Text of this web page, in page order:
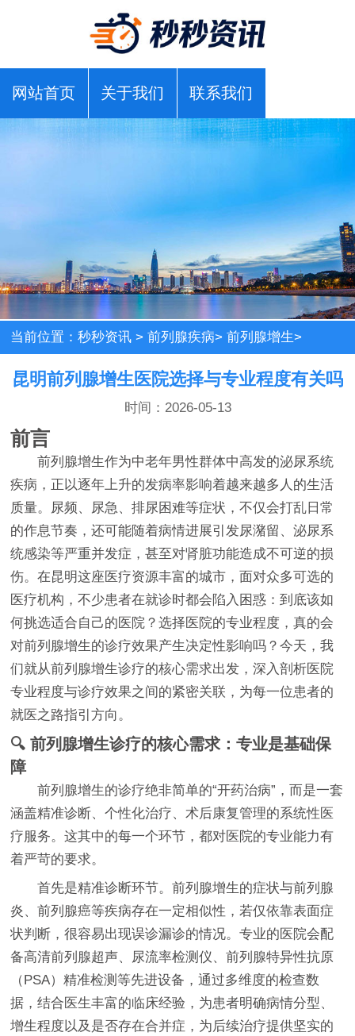
网站首页 关于我们 联系我们
当前位置：秒秒资讯 >前列腺疾病>前列腺增生>
昆明前列腺增生医院选择与专业程度有关吗
时间：2026-05-13
前言
前列腺增生作为中老年男性群体中高发的泌尿系统
疾病，正以逐年上升的发病率影响着越来越多人的生活
质量。尿频、尿急、排尿困难等症状，不仅会打乱日常
的作息节奏，还可能随着病情进展引发尿潴留、泌尿系
统感染等严重并发症，甚至对肾脏功能造成不可逆的损
伤。在昆明这座医疗资源丰富的城市，面对众多可选的
医疗机构，不少患者在就诊时都会陷入困惑：到底该如
何挑选适合自己的医院？选择医院的专业程度，真的会
对前列腺增生的诊疗效果产生决定性影响吗？今天，我
们就从前列腺增生诊疗的核心需求出发，深入剖析医院
专业程度与诊疗效果之间的紧密关联，为每一位患者的
就医之路指引方向。
🔍 前列腺增生诊疗的核心需求：专业是基础保
障
前列腺增生的诊疗绝非简单的“开药治病”，而是一套
涵盖精准诊断、个性化治疗、术后康复管理的系统性医
疗服务。这其中的每一个环节，都对医院的专业能力有
着严苛的要求。
首先是精准诊断环节。前列腺增生的症状与前列腺
炎、前列腺癌等疾病存在一定相似性，若仅依靠表面症
状判断，很容易出现误诊漏诊的情况。专业的医院会配
备高清前列腺超声、尿流率检测仪、前列腺特异性抗原
（PSA）精准检测等先进设备，通过多维度的检查数
据，结合医生丰富的临床经验，为患者明确病情分型、
增生程度以及是否存在合并症，为后续治疗提供坚实的